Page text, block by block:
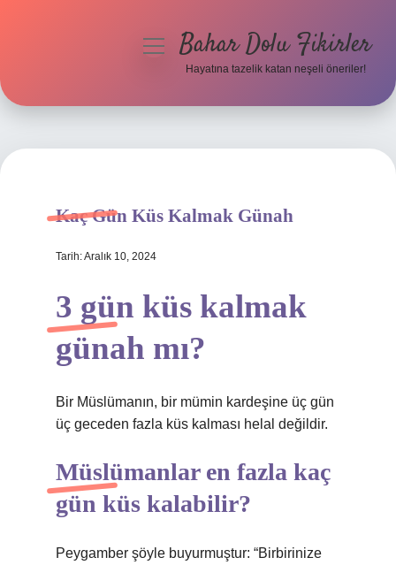
Hakkımızda
menüyüBahar Dolu Fikirler
Hayatına tazelik katan neşeli öneriler!
Kaç Gün Küs Kalmak Günah
Tarih: Aralık 10, 2024
3 gün küs kalmak
günah mı?
Bir Müslümanın, bir mümin kardeşine üç gün
üç geceden fazla küs kalması helal değildir.
Müslümanlar en fazla kaç
gün küs kalabilir?
Peygamber şöyle buyurmuştur: “Birbirinize